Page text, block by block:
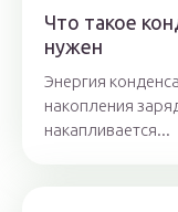
Что такое
нужен
Энергия
накопления
накапливается...